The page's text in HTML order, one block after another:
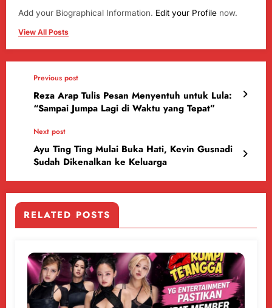
Add your Biographical Information. Edit your Profile now.
View All Posts
Previous post
Reza Arap Tulis Pesan Menyentuh untuk Lula:
“Sampai Jumpa Lagi di Waktu yang Tepat”
Next post
Ayu Ting Ting Mulai Buka Hati, Kevin Gusnadi
Sudah Dikenalkan ke Keluarga
RELATED POSTS